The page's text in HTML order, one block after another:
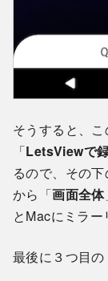
そうすると、こ
「LetsViewで
るので、その
から「画面全体
とMacにミラー
最後に３つ目の